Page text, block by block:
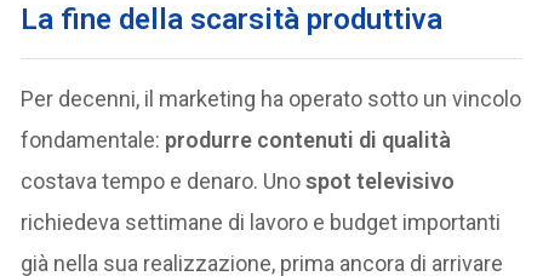
La fine della scarsità produttiva
Per decenni, il marketing ha operato sotto un vincolo
fondamentale: produrre contenuti di qualità
costava tempo e denaro. Unospot televisivo
richiedeva settimane di lavoro e budget importanti
già nella sua realizzazione, prima ancora di arrivare